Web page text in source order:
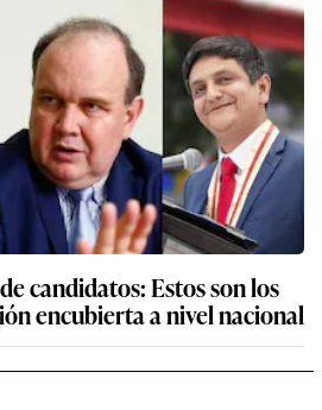
candidatos: Estos son los
encubierta a nivel nacional